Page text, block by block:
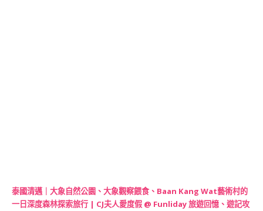
泰國清邁｜大象自然公園、大象觀察餵食、Baan Kang Wat藝術村的
一日深度森林探索旅行 | CJ夫人愛度假 @ Funliday 旅遊回憶、遊記攻